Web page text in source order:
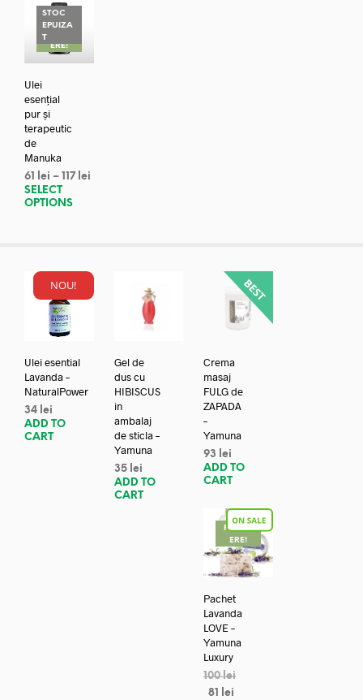
STOC
EPUIZA
TREDUC
ERE!
Ulei
esențial
pur și
terapeutic
de
Manuka
61 lei – 117 lei
SELECT
OPTIONS
NOU!
Ulei esential
Lavanda –
NaturalPower
34 lei
ADD TO
CART
Gel de
dus cu
HIBISCUS
in
ambalaj
de sticla –
Yamuna
35 lei
ADD TO
CART
Crema
masaj
FULG de
ZAPADA
–
Yamuna
93
lei
ADD TO
CART
REDUC
ERE!
Pachet
Lavanda
LOVE –
Yamuna
Luxury
100lei
81
lei